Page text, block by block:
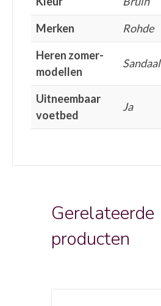
Merken
Rohde
Heren zomer-
modellen
Sandaal
Uitneembaar
voetbed
Ja
Gerelateerde
producten